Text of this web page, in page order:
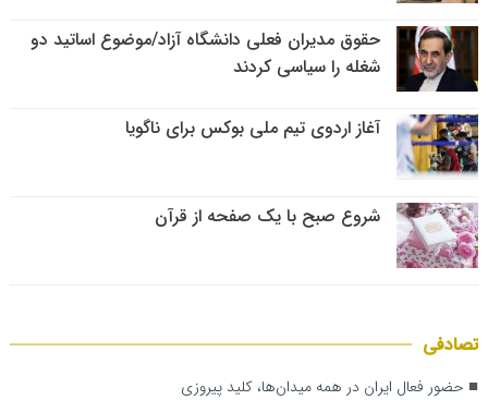
حقوق مدیران فعلی دانشگاه آزاد/موضوع اساتید دو
شغله را سیاسی کردند
آغاز اردوی تیم ملی بوکس برای ناگویا
شروع صبح با یک صفحه از قرآن
تصادفی
حضور فعال ایران در همه میدان‌ها، کلید پیروزی